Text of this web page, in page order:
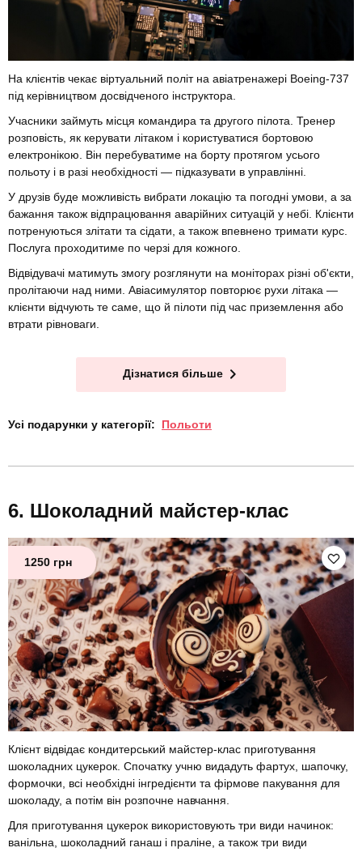
На клієнтів чекає віртуальний політ на авіатренажері Boeing-737
під керівництвом досвідченого інструктора.
Учасники займуть місця командира та другого пілота. Тренер
розповість, як керувати літаком і користуватися бортовою
електронікою. Він перебуватиме на борту протягом усього
польоту і в разі необхідності — підказувати в управлінні.
У друзів буде можливість вибрати локацію та погодні умови, а за
бажання також відпрацювання аварійних ситуацій у небі. Клієнти
потренуються злітати та сідати, а також впевнено тримати курс.
Послуга проходитиме по черзі для кожного.
Відвідувачі матимуть змогу розглянути на моніторах різні об'єкти,
пролітаючи над ними. Авіасимулятор повторює рухи літака —
клієнти відчують те саме, що й пілоти під час приземлення або
втрати рівноваги.
Дізнатися більше
Усі подарунки у категорії: Польоти
Шоколадний майстер-клас
1250 грн
Клієнт відвідає кондитерський майстер-клас приготування
шоколадних цукерок. Спочатку учню видадуть фартух, шапочку,
формочки, всі необхідні інгредієнти та фірмове пакування для
шоколаду, а потім він розпочне навчання.
Для приготування цукерок використовують три види начинок:
ванільна, шоколадний ганаш і праліне, а також три види